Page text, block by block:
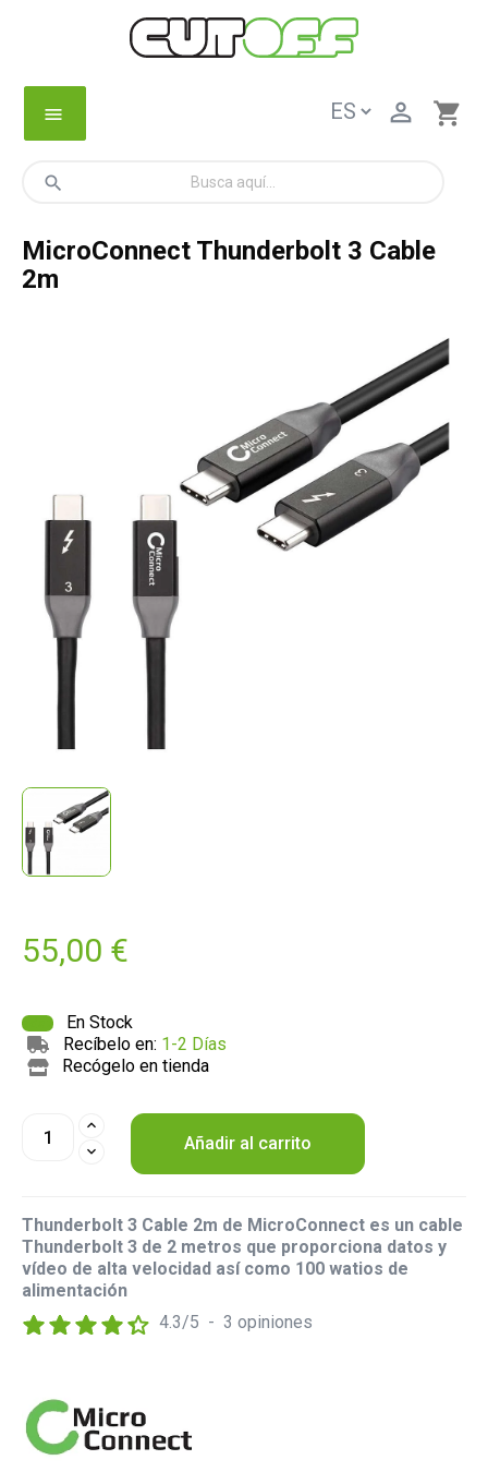
menu shopping_cart

search
MicroConnect Thunderbolt 3 Cable
2m
55,00 €
En Stock
Recíbelo en: 1-2 Días
Recógelo en tienda
Añadir al carrito
Thunderbolt 3 Cable 2m de MicroConnect es un cable
Thunderbolt 3 de 2 metros que proporciona datos y
vídeo de alta velocidad así como 100 watios de
alimentación
4.3/5 - 3 opiniones